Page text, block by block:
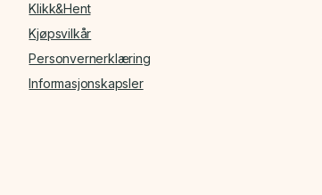
Klikk&Hent
Kjøpsvilkår
Personvernerklæring
Informasjonskapsler